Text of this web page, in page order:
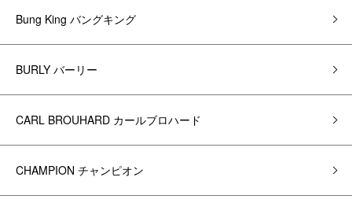
Bung King バングキング
BURLY バーリー
CARL BROUHARD カールブロハード
CHAMPION チャンピオン